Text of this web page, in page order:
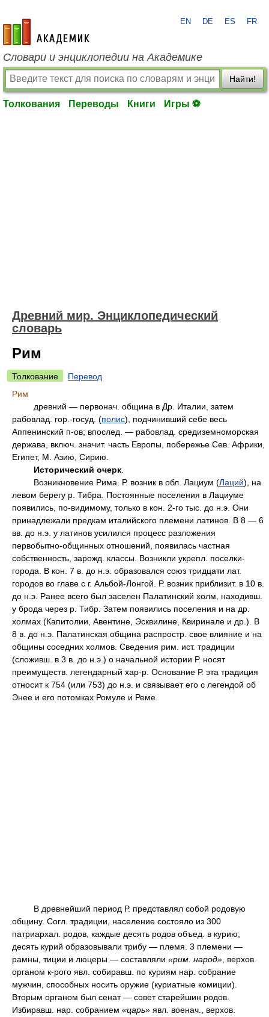
academic.ru
EN DE ES FR
Словари и энциклопедии на Академике
Найти!
Толкования Переводы Книги Игры ⚽
Древний мир. Энциклопедический
словарь
Рим
Толкование
Перевод
Рим
древний — первонач. община в Др. Италии, затем
рабовлад. гор.-госуд. (полис), подчинивший себе весь
Аппенинский п-ов; впослед. — рабовлад. средиземноморская
держава, включ. значит. часть Европы, побережье Сев. Африки,
Египет, М. Азию, Сирию.
Исторический очерк
Возникновение Рима. Р. возник в обл. Лациум (Лаций), на
левом берегу р. Тибра. Постоянные поселения в Лациуме
появились, по-видимому, только в кон. 2-го тыс. до н.э. Они
принадлежали предкам италийского племени латинов. В 8 — 6
вв. до н.э. у латинов усилился процесс разложения
первобытно-общинных отношений, появилась частная
собственность, зарожд. классы. Возникли укрепл. поселки-
города. В кон. 7 в. до н.э. образовался союз тридцати лат.
городов во главе с г. Альбой-Лонгой. Р. возник приблизит. в 10 в.
до н.э. Ранее всего был заселен Палатинский холм, находивш.
у брода через р. Тибр. Затем появились поселения и на др.
холмах (Капитолии, Авентине, Эсквилине, Квиринале и др.). В
8 в. до н.э. Палатинская община распростр. свое влияние и на
общины соседних холмов. Сведения рим. ист. традиции
(сложивш. в 3 в. до н.э.) о начальной истории Р. носят
преимуществ. легендарный хар-р. Основание Р. эта традиция
относит к 754 (или 753) до н.э. и связывает его с легендой об
Энее и его потомках Ромуле и Реме.
В древнейший период Р. представлял собой родовую
общину. Согл. традиции, население состояло из 300
патриархал. родов, каждые десять родов объед. в курию;
десять курий образовывали трибу — племя. 3 племени —
рамны, тиции и люцеры — составляли «рим. народ» , верхов.
органом к-рого явл. собиравш. по куриям нар. собрание
мужчин, способных носить оружие (куриатные комиции).
Вторым органом был сенат — совет старейшин родов.
Избиравш. нар. собранием «царь» явл. военач., верхов.